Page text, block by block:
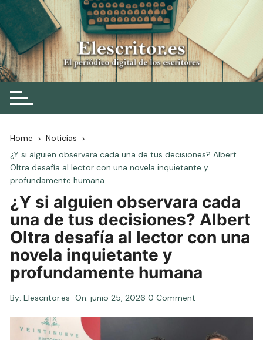
Skip
to
content
Elescritor.es
El periódico digital de los escritores
Home
Noticias
¿Y si alguien observara cada una de tus decisiones? Albert
Oltra desafía al lector con una novela inquietante y
profundamente humana
¿Y si alguien observara cada
una de tus decisiones? Albert
Oltra desafía al lector con una
novela inquietante y
profundamente humana
By: Elescritor.es On:junio 25, 2026 0 Comment